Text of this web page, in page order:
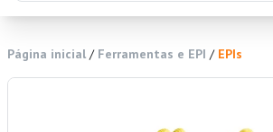
Página inicial / Ferramentas e EPI / EPIs